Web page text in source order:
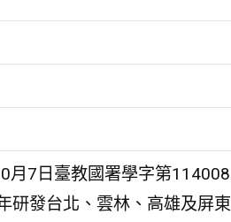
7日臺教國署學字第
研發台北、雲林、高雄及屏